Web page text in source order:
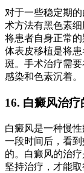
对于一些稳定期
术方法有黑色素
将患者自身正常
体表皮移植是将
斑。手术治疗需
感染和色素沉着。
16. 白癜风治
白癜风是一种慢
一段时间后，看
的。白癜风的治
坚持治疗，才能